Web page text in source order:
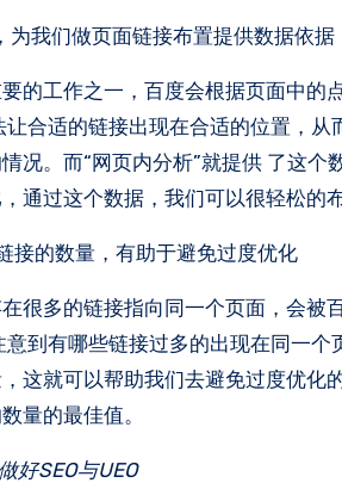
为我们做页面链接布置提供数据依据
的工作之一，百度会根据页面中
合适的链接出现在合适的位置，
况。而“网页内分析”就提供 了这
通过这个数据，我们可以很轻松的
接的数量，有助于避免过度优化
很多的链接指向同一个页面，会
到有哪些链接过多的出现在同一
这就可以帮助我们去避免过度优
量的最佳值。
好SEO与UEO